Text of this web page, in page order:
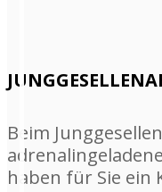
Beim
haben für Sie